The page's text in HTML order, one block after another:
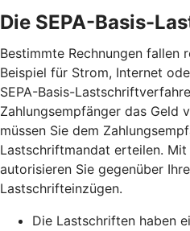
Die SEPA-Basis-
Bestimmte Rechnungen fallen
Beispiel für Strom, Internet
SEPA-Basis-
Zahlungsempfänger das Geld
müssen Sie dem
Lastschriftmandat erteilen.
autorisieren Sie gegenüber
Lastschrifteinzügen.
Die Lastschriften haben